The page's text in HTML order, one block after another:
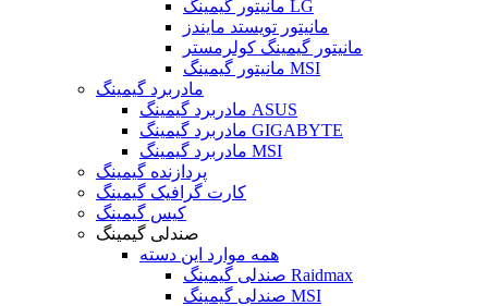
مانیتور گیمینگ LG
مانیتور تویستد مایندز
مانیتور گیمینگ کولرمستر
مانیتور گیمینگ MSI
مادربرد گیمینگ
مادربرد گیمینگ ASUS
مادربرد گیمینگ GIGABYTE
مادربرد گیمینگ MSI
پردازنده گیمینگ
کارت گرافیک گیمینگ
کیس گیمینگ
صندلی گیمینگ
همه موارد این دسته
صندلی گیمینگ Raidmax
صندلی گیمینگ MSI